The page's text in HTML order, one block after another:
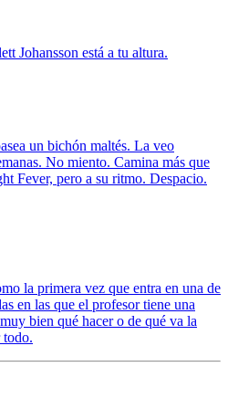
Johansson está a tu altura.
un bichón maltés. La veo
No miento. Camina más que
Fever, pero a su ritmo. Despacio.
la primera vez que entra en una de
en las que el profesor tiene una
bien qué hacer o de qué va la
todo.